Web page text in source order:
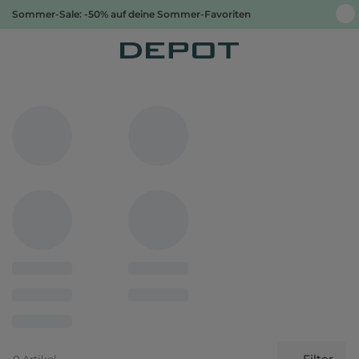
Sommer-Sale: -50% auf deine Sommer-Favoriten